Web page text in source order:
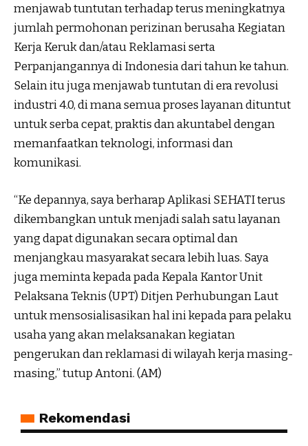
menjawab tuntutan terhadap terus meningkatnya
jumlah permohonan perizinan berusaha Kegiatan
Kerja Keruk dan/atau Reklamasi serta
Perpanjangannya di Indonesia dari tahun ke tahun.
Selain itu juga menjawab tuntutan di era revolusi
industri 4.0, di mana semua proses layanan dituntut
untuk serba cepat, praktis dan akuntabel dengan
memanfaatkan teknologi, informasi dan
komunikasi.
“Ke depannya, saya berharap Aplikasi SEHATI terus
dikembangkan untuk menjadi salah satu layanan
yang dapat digunakan secara optimal dan
menjangkau masyarakat secara lebih luas. Saya
juga meminta kepada pada Kepala Kantor Unit
Pelaksana Teknis (UPT) Ditjen Perhubungan Laut
untuk mensosialisasikan hal ini kepada para pelaku
usaha yang akan melaksanakan kegiatan
pengerukan dan reklamasi di wilayah kerja masing-
masing,” tutup Antoni. (AM)
Rekomendasi